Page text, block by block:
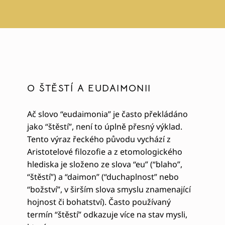
O ŠTĚSTÍ A EUDAIMONII
Ač slovo “eudaimonia” je často překládáno
jako “štěstí”, není to úplně přesný výklad.
Tento výraz řeckého původu vychází z
Aristotelové filozofie a z etomologického
hlediska je složeno ze slova “eu” (“blaho”,
“štěstí”) a “daimon” (“duchaplnost” nebo
“božství”, v širším slova smyslu znamenající
hojnost či bohatství). Často používaný
termín “štěstí” odkazuje více na stav mysli,